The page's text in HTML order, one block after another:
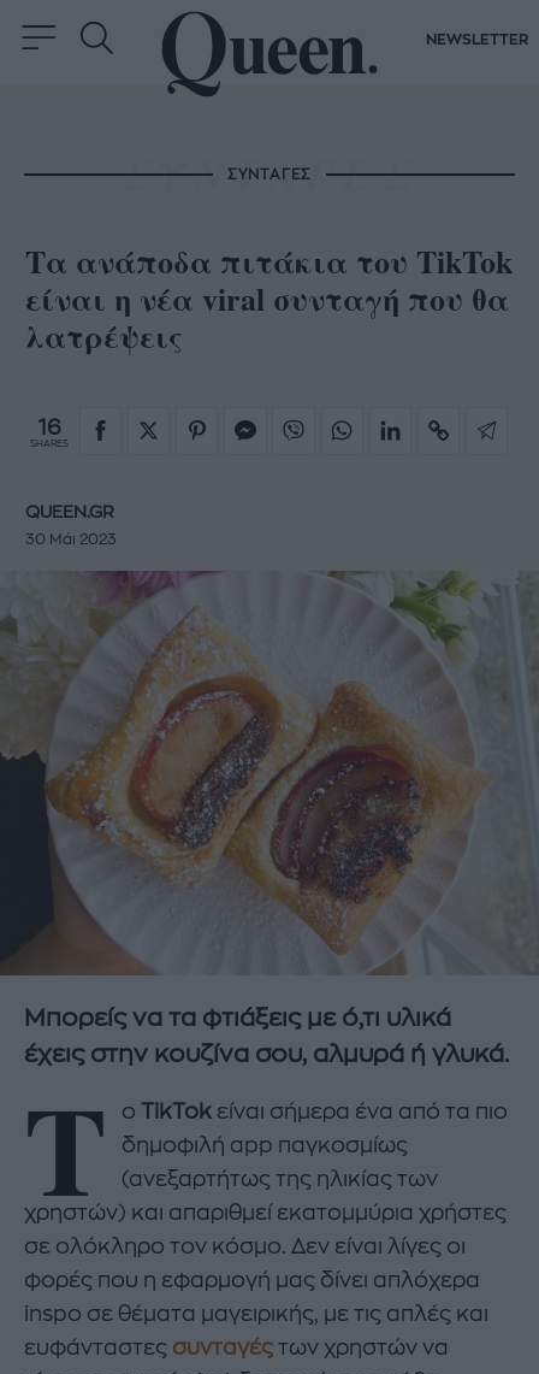
NEWSLETTER
ΣΥΝΤΑΓΕΣ
Τα ανάποδα πιτάκια του TikTok
είναι η νέα viral συνταγή που θα
λατρέψεις
16
SHARES
QUEEN.GR
30 Μάι 2023
Μπορείς να τα φτιάξεις με ό,τι υλικά
έχεις στην κουζίνα σου, αλμυρά ή γλυκά.
Τ οΤikTok είναι σήμερα ένα από τα πιο
δημοφιλή app παγκοσμίως
(ανεξαρτήτως της ηλικίας των
χρηστών) και απαριθμεί εκατομμύρια χρήστες
σε ολόκληρο τον κόσμο. Δεν είναι λίγες οι
φορές που η εφαρμογή μας δίνει απλόχερα
inspo σε θέματα μαγειρικής, με τις απλές και
ευφάνταστες συνταγές των χρηστών να